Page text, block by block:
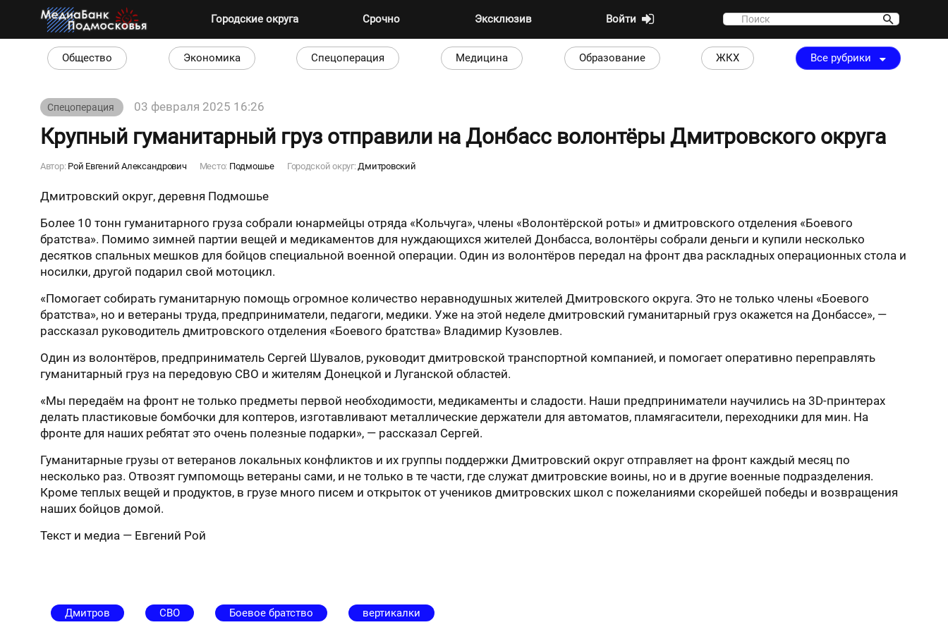
Городские округа Срочно Эксклюзив Войти
Общество Экономика Спецоперация Медицина Образование ЖКХ Все рубрики
Спецоперация 03 февраля 2025 16:26
Крупный гуманитарный груз отправили на Донбасс волонтёры Дмитровского округа
Автор: Рой Евгений Александрович Место: Подмошье Городской округ:Дмитровский
Дмитровский округ, деревня Подмошье
Более 10 тонн гуманитарного груза собрали юнармейцы отряда «Кольчуга», члены «Волонтёрской роты» и дмитровского отделения «Боевого
братства». Помимо зимней партии вещей и медикаментов для нуждающихся жителей Донбасса, волонтёры собрали деньги и купили несколько
десятков спальных мешков для бойцов специальной военной операции. Один из волонтёров передал на фронт два раскладных операционных стола и
носилки, другой подарил свой мотоцикл.
«Помогает собирать гуманитарную помощь огромное количество неравнодушных жителей Дмитровского округа. Это не только члены «Боевого
братства», но и ветераны труда, предприниматели, педагоги, медики. Уже на этой неделе дмитровский гуманитарный груз окажется на Донбассе», —
рассказал руководитель дмитровского отделения «Боевого братства» Владимир Кузовлев.
Один из волонтёров, предприниматель Сергей Шувалов, руководит дмитровской транспортной компанией, и помогает оперативно переправлять
гуманитарный груз на передовую СВО и жителям Донецкой и Луганской областей.
«Мы передаём на фронт не только предметы первой необходимости, медикаменты и сладости. Наши предприниматели научились на 3D-принтерах
делать пластиковые бомбочки для коптеров, изготавливают металлические держатели для автоматов, пламягасители, переходники для мин. На
фронте для наших ребятат это очень полезные подарки», — рассказал Сергей.
Гуманитарные грузы от ветеранов локальных конфликтов и их группы поддержки Дмитровский округ отправляет на фронт каждый месяц по
несколько раз. Отвозят гумпомощь ветераны сами, и не только в те части, где служат дмитровские воины, но и в другие военные подразделения.
Кроме теплых вещей и продуктов, в грузе много писем и открыток от учеников дмитровских школ с пожеланиями скорейшей победы и возвращения
наших бойцов домой.
Текст и медиа — Евгений Рой
Дмитров СВО Боевое братство вертикалки